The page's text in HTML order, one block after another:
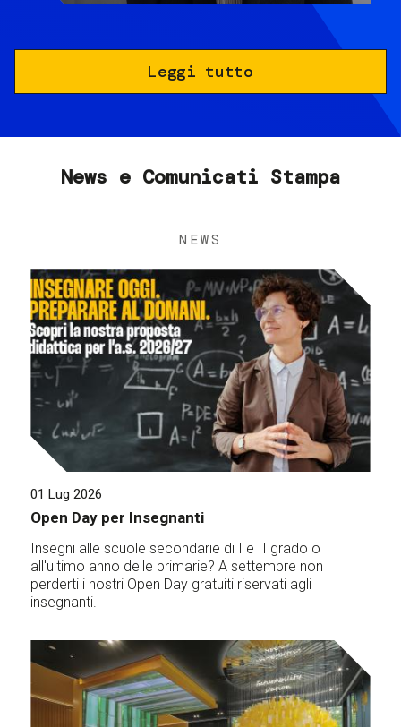
Leggi tutto
News e Comunicati Stampa
NEWS
01 Lug 2026
Open Day per Insegnanti
Insegni alle scuole secondarie di I e II grado o
all'ultimo anno delle primarie? A settembre non
perderti i nostri Open Day gratuiti riservati agli
insegnanti.